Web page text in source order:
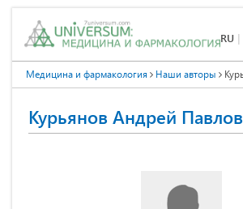
RU |
Медицина и фармакология Наши авторы
Курьянов Андрей